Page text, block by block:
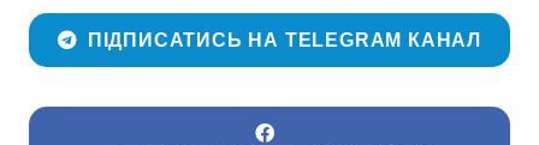
ПІДПИСАТИСЬ НА TELEGRAM КАНАЛ